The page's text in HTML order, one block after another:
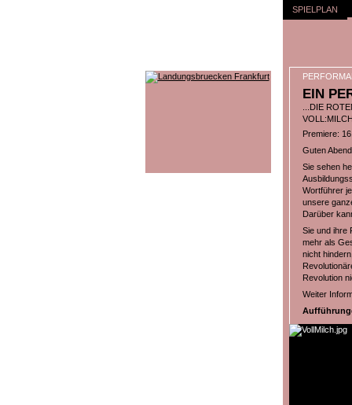
SPIELPLAN
EIN
...DIE
VOLL:MILCH
Premiere:
Guten Abend.
Sie sehen
Wortführer
unsere
Darüber
Sie und ihre
mehr als
nicht
Revolution
Weiter